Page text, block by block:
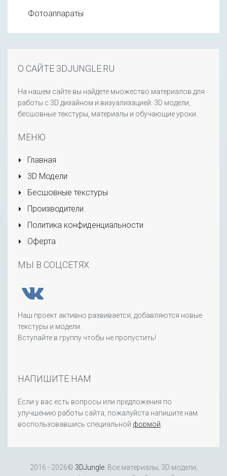
Фотоаппараты
О САЙТЕ 3DJUNGLE.RU
На нашем сайте вы найдете множество материалов для
работы с 3D дизайном и визуализацией: 3D модели,
бесшовные текстуры, материалы и обучающие уроки.
МЕНЮ
Главная
3D Модели
Бесшовные текстуры
Производители
Политика конфиденциальности
Оферта
МЫ В СОЦСЕТЯХ
Наш проект активно развивается, добавляются новые
текстуры и модели.
Вступайте в группу чтобы не пропустить!
НАПИШИТЕ НАМ
Если у вас есть вопросы или предложения по
улучшению работы сайта, пожалуйста напишите нам
воспользовавшись специальной формой
2016 - 2026© 3DJungle. Все материалы, 3D модели,